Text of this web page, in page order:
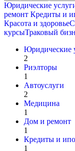
Юридические
ремонт Кредиты и
Красота и здоровье
курсыТраковый
Юридические
2
Риэлторы
1
Автоуслуги
2
Медицина
1
Дом и ремонт
1
Кредиты и
1